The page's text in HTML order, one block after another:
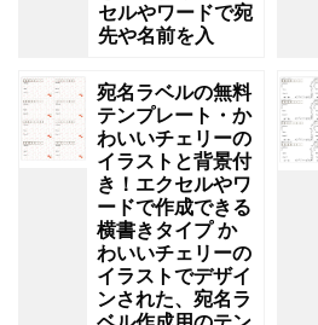
セルやワードで宛
先や名前を入
宛名ラベルの無料
テンプレート・か
わいいチェリーの
イラストと背景付
き！エクセルやワ
ードで作成できる
横書きタイプ か
わいいチェリーの
イラストでデザイ
ンされた、宛名ラ